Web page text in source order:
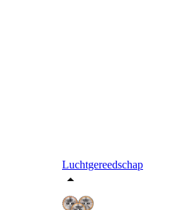
Luchtgereedschap